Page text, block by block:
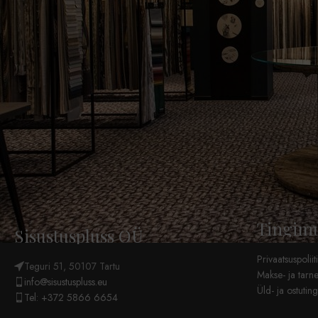
Midagi suurt
on tulemas!
Meie pood
on töös ja
avatakse
peagi!
Sisustuspluss OÜ
Teguri 51, 50107 Tartu
info@sisustuspluss.eu
Tel: +372 5866 6654
Makse- ja
Üld- ja